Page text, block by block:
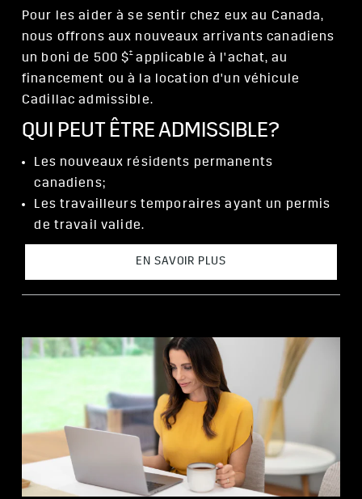
Pour les aider à se sentir chez eux au Canada,
nous offrons aux nouveaux arrivants canadiens
un boni de 500 $†applicable à l'achat, au
financement ou à la location d'un véhicule
Cadillac admissible.
QUI PEUT ÊTRE ADMISSIBLE?
Les nouveaux résidents permanents
canadiens;
Les travailleurs temporaires ayant un permis
de travail valide.
EN SAVOIR PLUS